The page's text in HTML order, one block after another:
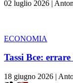
02 luglio 2026 |
ECONOMIA
Tassi Bce:
18 giugno 2026 |